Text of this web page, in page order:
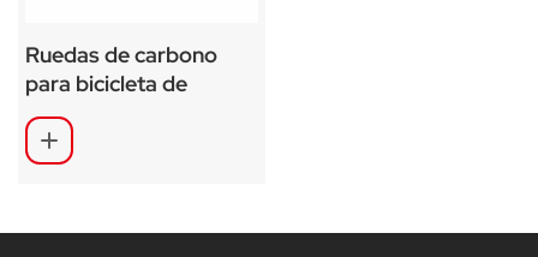
Ruedas de carbono
para bicicleta de
montaña 29er/650B
con buje boost SA-
MD02